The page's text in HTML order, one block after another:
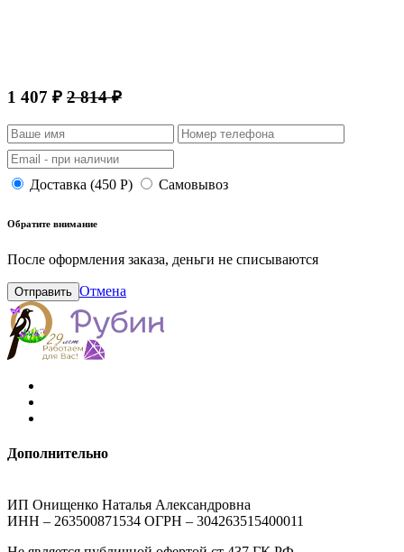
1 407 ₽ 2 814 ₽
Доставка (450 Р) Самовывоз
Обратите внимание
После оформления заказа, деньги не списываются
Отправить Отмена
Дополнительно
ИП Онищенко Наталья Александровна
ИНН – 263500871534 ОГРН – 304263515400011